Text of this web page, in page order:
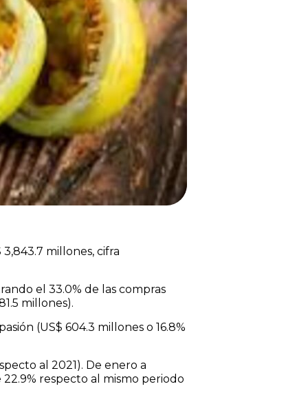
millones, cifra
el 33.0% de las compras
millones).
(US$ 604.3 millones o 16.8%
al 2021). De enero a
respecto al mismo periodo